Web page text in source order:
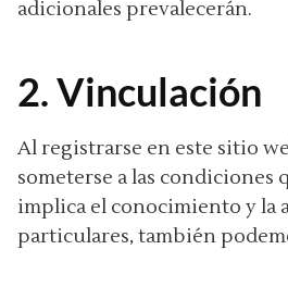
adicionales prevalecerán.
2. Vinculación
Al registrarse en este sitio
someterse a las condiciones
implica el conocimiento y la
particulares, también